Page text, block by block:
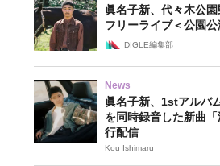
眞名子新、代々木公
フリーライブ＜公園
DIGLE編集部
News
眞名子新、1stアルバ
を同時録音した新曲
行配信
Kou Ishimaru